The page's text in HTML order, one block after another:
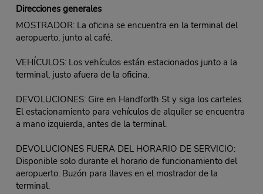
Direcciones generales
MOSTRADOR: La oficina se encuentra en la terminal del
aeropuerto, junto al café.
VEHÍCULOS: Los vehículos están estacionados junto a la
terminal, justo afuera de la oficina.
DEVOLUCIONES: Gire en Handforth St y siga los carteles.
El estacionamiento para vehículos de alquiler se encuentra
a mano izquierda, antes de la terminal.
DEVOLUCIONES FUERA DEL HORARIO DE SERVICIO:
Disponible solo durante el horario de funcionamiento del
aeropuerto. Buzón para llaves en el mostrador de la
terminal.